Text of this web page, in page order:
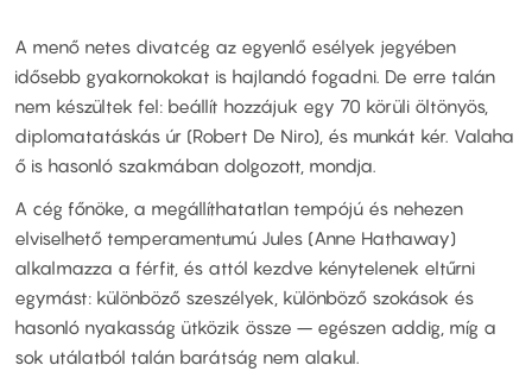
A menő netes divatcég az egyenlő esélyek jegyében
idősebb gyakornokokat is hajlandó fogadni. De erre talán
nem készültek fel: beállít hozzájuk egy 70 körüli öltönyös,
diplomatatáskás úr (Robert De Niro), és munkát kér. Valaha
ő is hasonló szakmában dolgozott, mondja.
A cég főnöke, a megállíthatatlan tempójú és nehezen
elviselhető temperamentumú Jules (Anne Hathaway)
alkalmazza a férfit, és attól kezdve kénytelenek eltűrni
egymást: különböző szeszélyek, különböző szokások és
hasonló nyakasság ütközik össze – egészen addig, míg a
sok utálatból talán barátság nem alakul.